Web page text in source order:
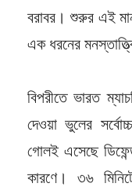
বরাবর। শুরুর এই
এক ধরনের
বিপরীতে ভারত
দেওয়া ভুলের
গোলই এসেছে
কারণে। ৩৬